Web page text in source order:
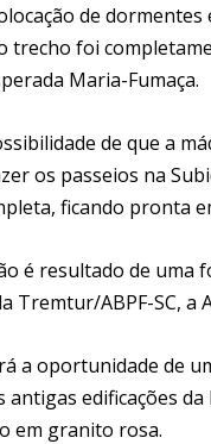
de
trecho foi
Maria-Fumaça.
de que a
os passeios na
ficando pronta
é resultado de uma
Tremtur/ABPF-SC,
a oportunidade de
edificações
em granito rosa.